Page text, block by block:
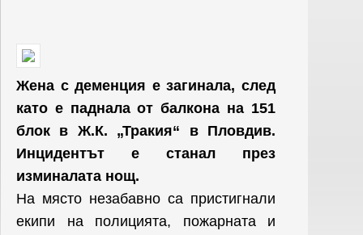
Жена с деменция е загинала, след
като е паднала от балкона на 151
блок в Ж.К. „Тракия“ в Пловдив.
Инцидентът е станал през
изминалата нощ.
На място незабавно са пристигнали
екипи на полицията, пожарната и